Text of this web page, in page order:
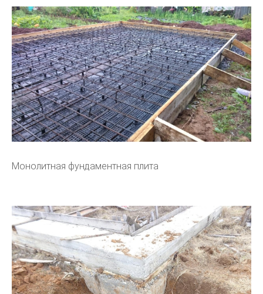
Монолитная фундаментная плита